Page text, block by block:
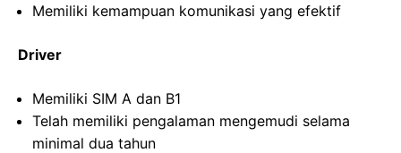
Memiliki kemampuan komunikasi yang efektif
Driver
Memiliki SIM A dan B1
Telah memiliki pengalaman mengemudi selama
minimal dua tahun